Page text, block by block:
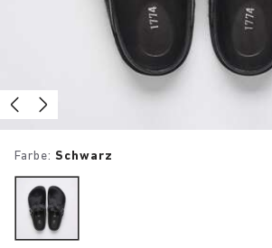
Farbe: Schwarz